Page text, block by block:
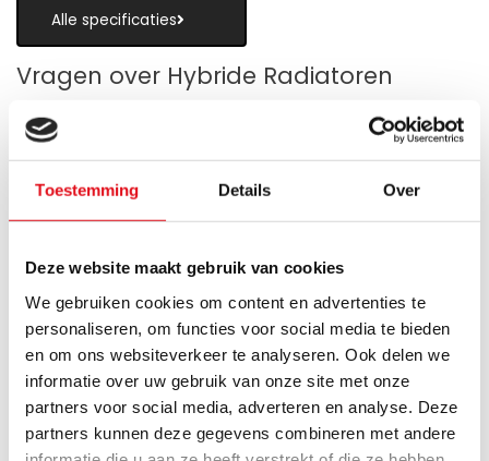
Toestemming Details Over
Deze website maakt gebruik van cookies
We gebruiken cookies om content en advertenties te
personaliseren, om functies voor social media te bieden
en om ons websiteverkeer te analyseren. Ook delen we
informatie over uw gebruik van onze site met onze
partners voor social media, adverteren en analyse. Deze
partners kunnen deze gegevens combineren met andere
Alle specificaties
Vragen over Hybride Radiatoren
Is een hybride paneelradiator geschikt
Wanneer zijn de warmteboosters het
meest nuttig?
Wat is technisch gezien een hybride
paneelradiator?